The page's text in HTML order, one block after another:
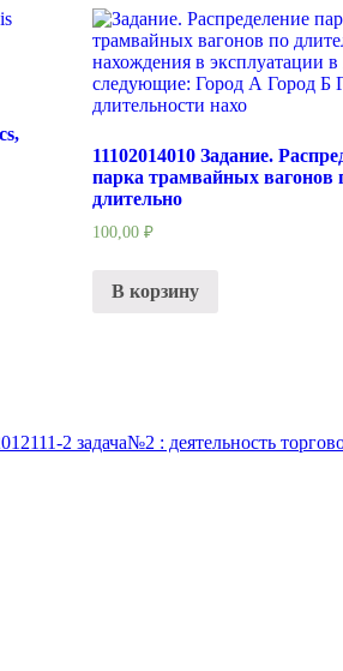
11102014010 Задание.
парка трамвайных вагонов
длительно
100,00 ₽
В корзину
2 задача№2 : деятельность